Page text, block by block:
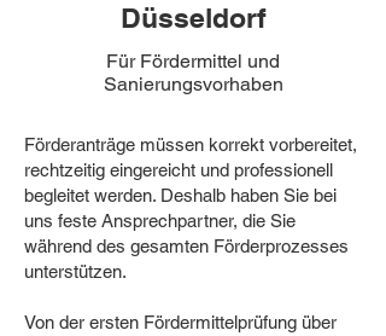
Düsseldorf
Für Fördermittel und
Sanierungsvorhaben
Förderanträge müssen korrekt vorbereitet,
rechtzeitig eingereicht und professionell
begleitet werden. Deshalb haben Sie bei
uns feste Ansprechpartner, die Sie
während des gesamten Förderprozesses
unterstützen.
Von der ersten Fördermittelprüfung über